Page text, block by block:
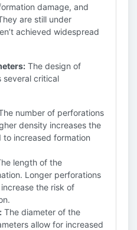
damage, and
are still under
achieved widespread
The design of
several critical
number of perforations
density increases the
increased formation
length of the
Longer perforations
the risk of
The diameter of the
allow for increased